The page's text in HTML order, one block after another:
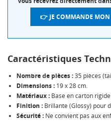
👉 JE COMMANDE MON
Caractéristiques
Nombre de pièces :35 pièces
Dimensions : 19 x 28 cm.
Matériaux : Base en carton
Finition : Brillante (Glossy) pour
Sécurité : Ne convient pas aux